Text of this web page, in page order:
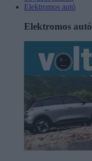
Elektromos autó
Elektromos autó